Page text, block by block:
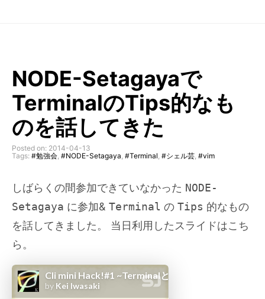
NODE-Setagayaで
TerminalのTips的なも
のを話してきた
Posted on: 2014-04-13
Tags: #勉強会 #NODE-Setagaya #Terminal #シェル芸 #vim
しばらくの間参加できていなかった NODE-
Setagaya に参加& Terminal の Tips 的なもの
を話してきました。 当日利用したスライドはこち
ら。